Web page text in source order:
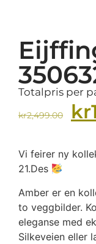
Totalpris per
kr2,499.00 kr
Vi feirer ny
21.Des
Amber er en
to veggbilder.
eleganse med
Silkeveien eller